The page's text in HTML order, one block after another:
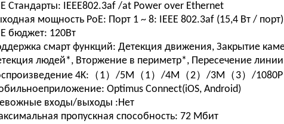
Стандарты: IEEE802.3af /at Power over Ethernet
мощность PoE: Порт 1 ~ 8: IEEE 802.3af (15,4 Вт /
бюджет: 120Вт
смарт функций: Детекция движения, Закрытие
людей*, Вторжение в периметр*, Пересечение
4K: （ 1） /5M （ 1） /4M （2） /3M （ 3） /1080P
приложение: Optimus Connect(iOS, Android)
входы/выходы :Нет
пропускная способность: 72 Мбит